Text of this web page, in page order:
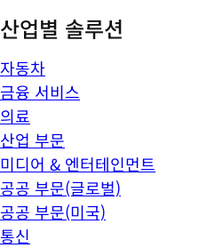
산업별 솔루션
자동차
금융 서비스
의료
산업 부문
미디어 & 엔터테인먼트
공공 부문(글로벌)
공공 부문(미국)
통신